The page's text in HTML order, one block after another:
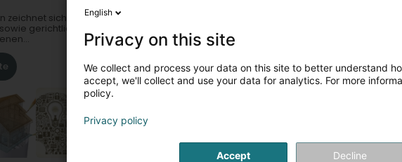
zeichnet sich Alain Marchioni Expertise & Consultance in den Bereichen Beratung,
gerichtliche und private Gutachten aus, mit einer Spezialisierung auf Bautechniken
English
Privacy on this site
We collect and process your data on this site to better understand
accept, we'll collect and use your data for analytics. For more
policy.
Privacy policy
Accept Decline